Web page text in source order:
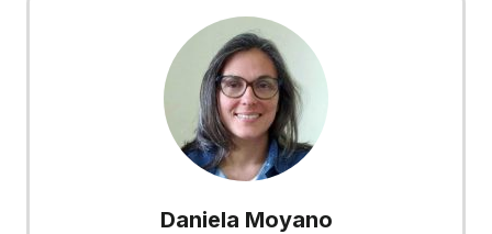
Daniela Moyano